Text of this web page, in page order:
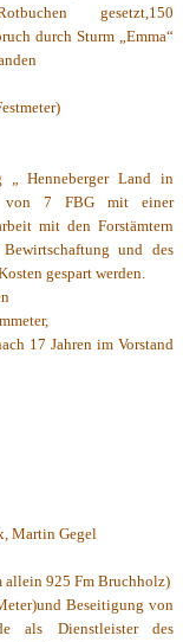
gesetzt,150
durch Sturm „Emma“
„ Henneberger Land in
von 7 FBG mit einer
mit den Forstämtern
und des
gespart werden.
17 Jahren im Vorstand
Gegel
925 Fm Bruchholz)
Beseitigung von
als Dienstleister des